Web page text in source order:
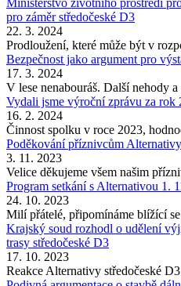
pro záměr středočeské D3
22. 3. 2024
Prodloužení, které může být v
Bezpečnost jako argument pro
17. 3. 2024
V lese nenabouráš. Další nehody
Vydali jsme výroční zprávu za rok
16. 2. 2024
Činnost spolku v roce 2023,
Poděkování příznivcům Alternativy
3. 11. 2023
Velice děkujeme všem našim
Program setkání s Alternativou 1.
24. 10. 2023
Milí přátelé, připomínáme blížící
Krajský soud rozhodl o udělení
trasy středočeské D3
17. 10. 2023
Reakce Alternativy středočeské